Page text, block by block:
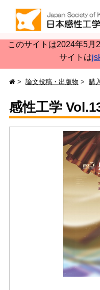
このサイトは2024年5月
サイトは
論文投稿・出版物 購
感性工学